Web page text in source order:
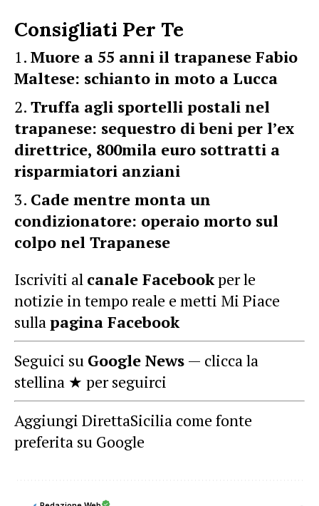
Consigliati Per Te
Muore a 55 anni il trapanese Fabio
Maltese: schianto in moto a Lucca
Truffa agli sportelli postali nel
trapanese: sequestro di beni per l’ex
direttrice, 800mila euro sottratti a
risparmiatori anziani
Cade mentre monta un
condizionatore: operaio morto sul
colpo nel Trapanese
Iscriviti al canale Facebookper le
notizie in tempo reale e metti Mi Piace
sullapagina Facebook
Seguici su Google News — clicca la
stellina ★ per seguirci
Aggiungi DirettaSicilia come fonte
preferita su Google